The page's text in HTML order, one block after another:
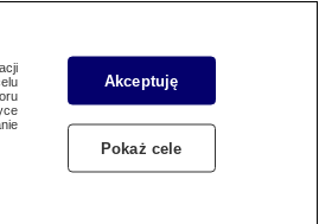
Akceptuję
Pokaż cele